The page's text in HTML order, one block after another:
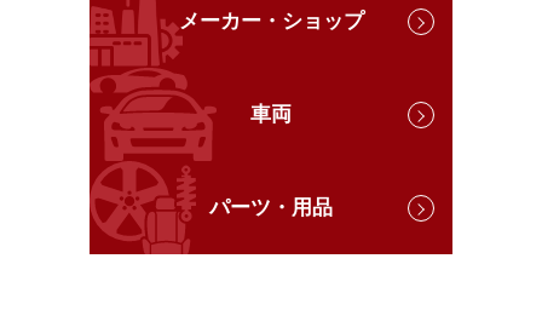
メーカー・ショップ
車両
パーツ・用品